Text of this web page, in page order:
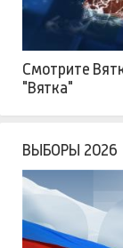
Смотрите
"Вятка"
ВЫБОРЫ 2026